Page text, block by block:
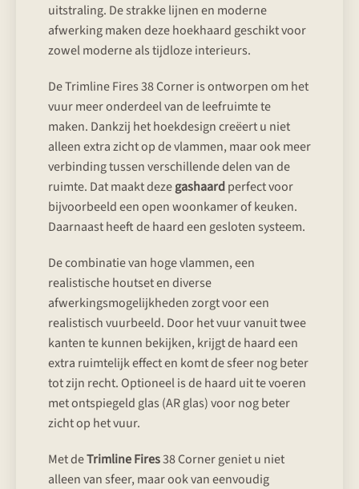
uitstraling. De strakke lijnen en moderne
afwerking maken deze hoekhaard geschikt voor
zowel moderne als tijdloze interieurs.
De Trimline Fires 38 Corner is ontworpen om het
vuur meer onderdeel van de leefruimte te
maken. Dankzij het hoekdesign creëert u niet
alleen extra zicht op de vlammen, maar ook meer
verbinding tussen verschillende delen van de
ruimte. Dat maakt dezegashaardperfect voor
bijvoorbeeld een open woonkamer of keuken.
Daarnaast heeft de haard een gesloten systeem.
De combinatie van hoge vlammen, een
realistische houtset en diverse
afwerkingsmogelijkheden zorgt voor een
realistisch vuurbeeld. Door het vuur vanuit twee
kanten te kunnen bekijken, krijgt de haard een
extra ruimtelijk effect en komt de sfeer nog beter
tot zijn recht. Optioneel is de haard uit te voeren
met ontspiegeld glas (AR glas) voor nog beter
zicht op het vuur.
Met deTrimline Fires38 Corner geniet u niet
alleen van sfeer, maar ook van eenvoudig